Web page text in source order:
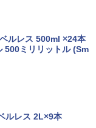
ニパソコン 2画面
き メモリ16GB
ホワイト ブラッ
ゆめコミックス 美
コミック）
]
イヤホン V12 小型
Fi 最大36時間再生 ぶ
ルレス 500ml ×24本
500ミリリットル (Sm
ルレス 2L×9本